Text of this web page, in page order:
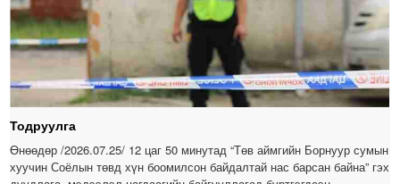
Тодруулга
Өнөөдөр /2026.07.25/ 12 цаг 50 минутад “Төв аймгийн Борнуур сумын
хуучин Соёлын төвд хүн боомилсон байдалтай нас барсан байна” гэх